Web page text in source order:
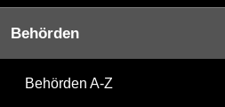
Behörden
Behörden A-Z